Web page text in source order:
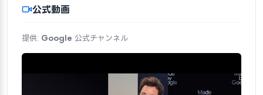
公式動画
提供: Google 公式チャンネル